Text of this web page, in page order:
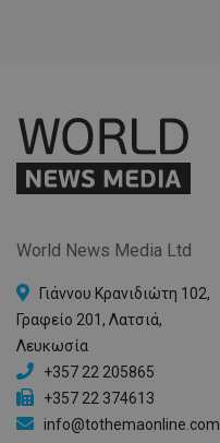
World News Media Ltd
Γιάννου Κρανιδιώτη 102,
Γραφείο 201, Λατσιά,
Λευκωσία
+357 22 205865
+357 22 374613
info@tothemaonline.com